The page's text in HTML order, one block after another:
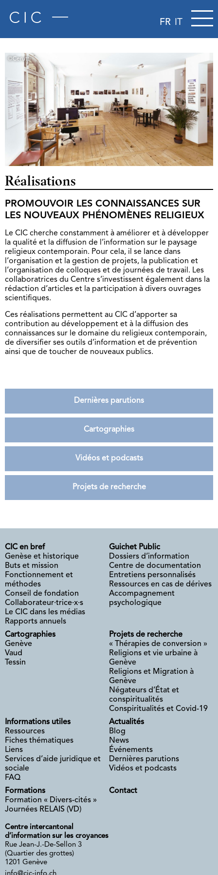
FR IT
©Cerutti
Réalisations
PROMOUVOIR LES CONNAISSANCES SUR
LES NOUVEAUX PHÉNOMÈNES RELIGIEUX
Le CIC cherche constamment à améliorer et à développer
la qualité et la diffusion de l’information sur le paysage
religieux contemporain. Pour cela, il se lance dans
l’organisation et la gestion de projets, la publication et
l’organisation de colloques et de journées de travail. Les
collaboratrices du Centre s’investissent également dans la
rédaction d’articles et la participation à divers ouvrages
scientifiques.
Ces réalisations permettent au CIC d’apporter sa
contribution au développement et à la diffusion des
connaissances sur le domaine du religieux contemporain,
de diversifier ses outils d’information et de prévention
ainsi que de toucher de nouveaux publics.
Dernières parutions
Cartographies
Vidéos et podcasts
Projets de recherche
CIC en bref
Genèse et historique
Buts et mission
Fonctionnement et
méthodes
Conseil de fondation
Collaborateur·trice·x·s
Le CIC dans les médias
Rapports annuels
Guichet Public
Dossiers d’information
Centre de documentation
Entretiens personnalisés
Ressources en cas de dérives
Accompagnement
psychologique
Cartographies
Genève
Vaud
Tessin
Projets de recherche
« Thérapies de conversion »
Religions et vie urbaine à
Genève
Religions et Migration à
Genève
Négateurs d’État et
conspiritualités
Conspiritualités et Covid-19
Informations utiles
Ressources
Fiches thématiques
Liens
Services d’aide juridique et
sociale
FAQ
Actualités
Blog
News
Événements
Dernières parutions
Vidéos et podcasts
Formations
Formation « Divers-cités »
Journées RELAIS (VD)
Contact
Centre intercantonal
d’information sur les croyances
Rue Jean-J.-De-Sellon 3
(Quartier des grottes)
1201 Genève